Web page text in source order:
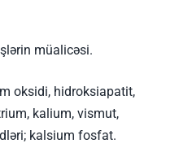
müalicəsi.
oksidi, hidroksiapatit,
kalium, vismut,
kalsium fosfat.